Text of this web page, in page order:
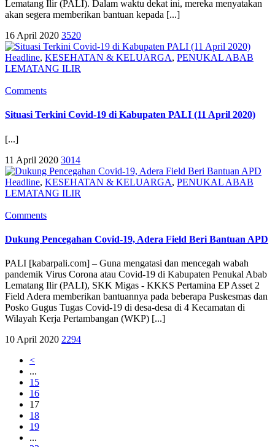
Lematang Ilir (PALI). Dalam waktu dekat ini, mereka menyatakan
akan segera memberikan bantuan kepada [...]
16 April 2020 3520
Headline, KESEHATAN & KELUARGA, PENUKAL ABAB
LEMATANG ILIR
Comments
Situasi Terkini Covid-19 di Kabupaten PALI (11 April 2020)
[...]
11 April 2020 3014
Headline, KESEHATAN & KELUARGA, PENUKAL ABAB
LEMATANG ILIR
Comments
Dukung Pencegahan Covid-19, Adera Field Beri Bantuan APD
PALI [kabarpali.com] – Guna mengatasi dan mencegah wabah
pandemik Virus Corona atau Covid-19 di Kabupaten Penukal Abab
Lematang Ilir (PALI), SKK Migas - KKKS Pertamina EP Asset 2
Field Adera memberikan bantuannya pada beberapa Puskesmas dan
Posko Gugus Tugas Covid-19 di desa-desa di 4 Kecamatan di
Wilayah Kerja Pertambangan (WKP) [...]
10 April 2020 2294
<
...
15
16
17
18
19
...